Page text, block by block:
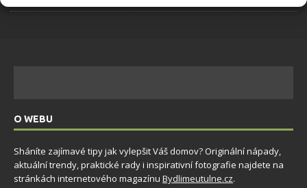
O WEBU
Sháníte zajímavé tipy jak vylepšit Váš domov? Originální nápady,
aktuální trendy, praktické rady i inspirativní fotografie najdete na
stránkách internetového magazínu Bydlimeutulne.cz.